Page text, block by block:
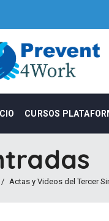
CURSOS
Actas y Videos del Tercer